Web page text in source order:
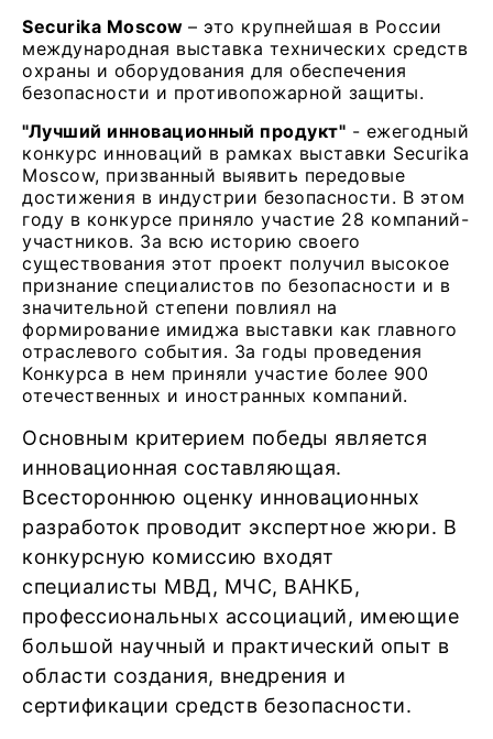
Securika Moscow – это крупнейшая в России
международная выставка технических средств
охраны и оборудования для обеспечения
безопасности и противопожарной защиты.
"Лучший инновационный продукт" - ежегодный
конкурс инноваций в рамках выставки Securika
Moscow, призванный выявить передовые
достижения в индустрии безопасности. В этом
году в конкурсе приняло участие 28 компаний-
участников. За всю историю своего
существования этот проект получил высокое
признание специалистов по безопасности и в
значительной степени повлиял на
формирование имиджа выставки как главного
отраслевого события. За годы проведения
Конкурса в нем приняли участие более 900
отечественных и иностранных компаний.
Основным критерием победы является
инновационная составляющая.
Всестороннюю оценку инновационных
разработок проводит экспертное жюри. В
конкурсную комиссию входят
специалисты МВД, МЧС, ВАНКБ,
профессиональных ассоциаций, имеющие
большой научный и практический опыт в
области создания, внедрения и
сертификации средств безопасности.